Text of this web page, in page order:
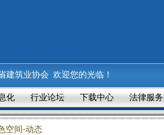
建筑业协会 欢迎您的光临！
化 行业论坛 下载中心 法律服务
空间-动态